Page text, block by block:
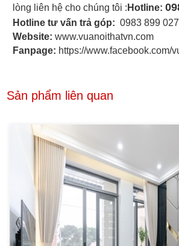
lòng liên hệ cho chúng tôi : Hotline:
Hotline tư vấn trả góp: 0983 899 027
Website: www.vuanoithatvn.com
Fanpage: https://www.facebook.com/
Sản phẩm liên quan